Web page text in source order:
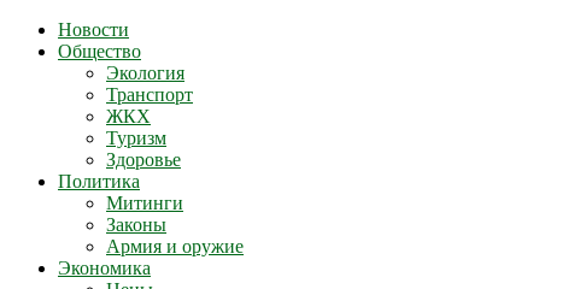
Новости
Общество
Экология
Транспорт
ЖКХ
Туризм
Здоровье
Политика
Митинги
Законы
Армия и оружие
Экономика